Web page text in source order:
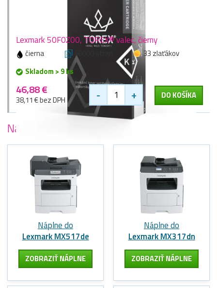
Lexmark 50F0Z00, TOREX® valec, čierny
čierna 60000 stran
33 zlaťákov
Skladom > 9 ks
46,88 €
38,11 € bez DPH - + DO KOŠÍKA
Najobľúbenejšie
Náplne do
Lexmark MX517de
ZOBRAZIŤ NÁPLNE
Náplne do
Lexmark MX317dn
ZOBRAZIŤ NÁPLNE